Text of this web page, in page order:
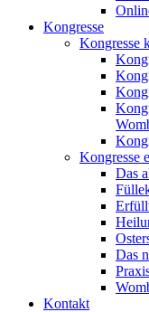
Kongresse
Kongresse
Kongresse
Das
Das
Kontakt